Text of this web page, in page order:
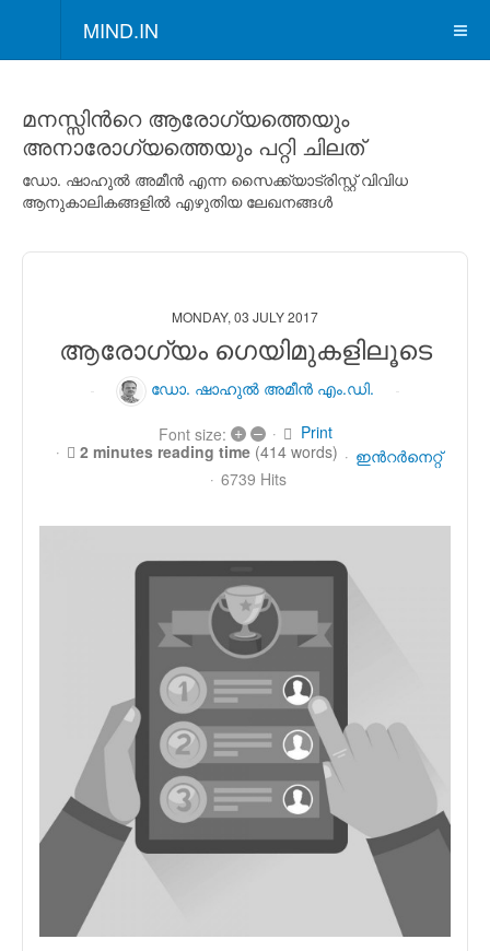
MIND.IN
മനസ്സിന്‍റെ ആരോഗ്യത്തെയും
അനാരോഗ്യത്തെയും പറ്റി ചിലത്
ഡോ. ഷാഹുല്‍ അമീന്‍ എന്ന സൈക്ക്യാട്രിസ്റ്റ് വിവിധ
ആനുകാലികങ്ങളില്‍ എഴുതിയ ലേഖനങ്ങള്‍
MONDAY, 03 JULY 2017
ആരോഗ്യം ഗെയിമുകളിലൂടെ
ഡോ. ഷാഹുല്‍ അമീന്‍ എം.ഡി.
Font size: + –
Print
2 minutes reading time (414 words)
ഇന്‍റര്‍നെറ്റ്
6739 Hits